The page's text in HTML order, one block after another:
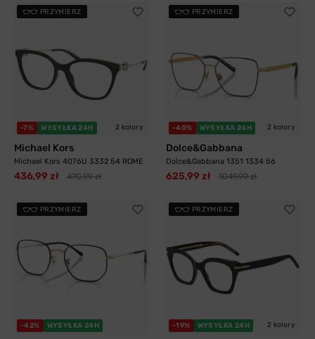
PRZYMIERZ
-7% WYSYŁKA 24H 2 kolory
Michael Kors
Michael Kors 4076U 3332 54 ROME
436,99 zł 470,99 zł
PRZYMIERZ
-40% WYSYŁKA 24H 2 kolory
Dolce&Gabbana
Dolce&Gabbana 1351 1334 56
625,99 zł 1049,99 zł
PRZYMIERZ
-42% WYSYŁKA 24H
PRZYMIERZ
-19% WYSYŁKA 24H 2 kolory